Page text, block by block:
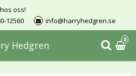
oss!
12560
info@harryhedgren.se
Hedgren
0